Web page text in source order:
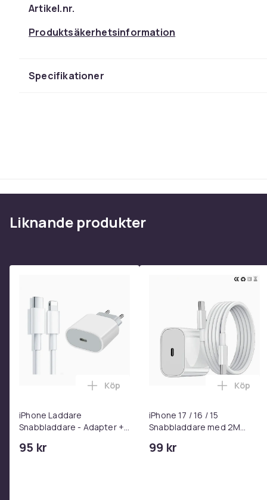
Artikel.nr.
Produktsäkerhetsinformation
Specifikationer
Liknande produkter
iPhone Laddare
Snabbladdare - Adapter +
C 2m
95 kr
Lägg till iPhone Laddare
Köp
iPhone 17 / 16 / 15
Snabbladdare med 2M
99 kr
Lägg
Köp